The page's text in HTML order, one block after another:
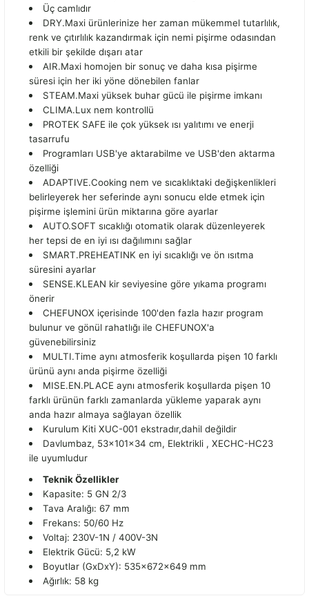
Üç camlıdır
DRY.Maxi ürünlerinize her zaman mükemmel tutarlılık,
renk ve çıtırlılık kazandırmak için nemi pişirme odasından
etkili bir şekilde dışarı atar
AIR.Maxi homojen bir sonuç ve daha kısa pişirme
süresi için her iki yöne dönebilen fanlar
STEAM.Maxi yüksek buhar gücü ile pişirme imkanı
CLIMA.Lux nem kontrollü
PROTEK SAFE ile çok yüksek ısı yalıtımı ve enerji
tasarrufu
Programları USB'ye aktarabilme ve USB'den aktarma
özelliği
ADAPTIVE.Cooking nem ve sıcaklıktaki değişkenlikleri
belirleyerek her seferinde aynı sonucu elde etmek için
pişirme işlemini ürün miktarına göre ayarlar
AUTO.SOFT sıcaklığı otomatik olarak düzenleyerek
her tepsi de en iyi ısı dağılımını sağlar
SMART.PREHEATINK en iyi sıcaklığı ve ön ısıtma
süresini ayarlar
SENSE.KLEAN kir seviyesine göre yıkama programı
önerir
CHEFUNOX içerisinde 100'den fazla hazır program
bulunur ve gönül rahatlığı ile CHEFUNOX'a
güvenebilirsiniz
MULTI.Time aynı atmosferik koşullarda pişen 10 farklı
ürünü aynı anda pişirme özelliği
MISE.EN.PLACE aynı atmosferik koşullarda pişen 10
farklı ürünün farklı zamanlarda yükleme yaparak aynı
anda hazır almaya sağlayan özellik
Kurulum Kiti XUC-001 ekstradır,dahil değildir
Davlumbaz, 53x101x34 cm, Elektrikli , XECHC-HC23
ile uyumludur
Teknik Özellikler
Kapasite: 5 GN 2/3
Tava Aralığı: 67 mm
Frekans: 50/60 Hz
Voltaj: 230V-1N / 400V-3N
Elektrik Gücü: 5,2 kW
Boyutlar (GxDxY): 535x672x649 mm
Ağırlık: 58 kg